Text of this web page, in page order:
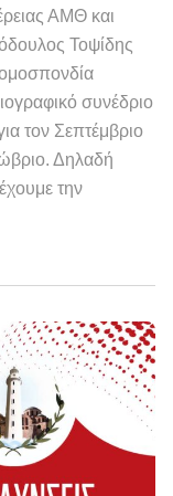
ΑΜΘ και
Τοψίδης
συνέδριο
τον Σεπτέμβριο
Δηλαδή
την